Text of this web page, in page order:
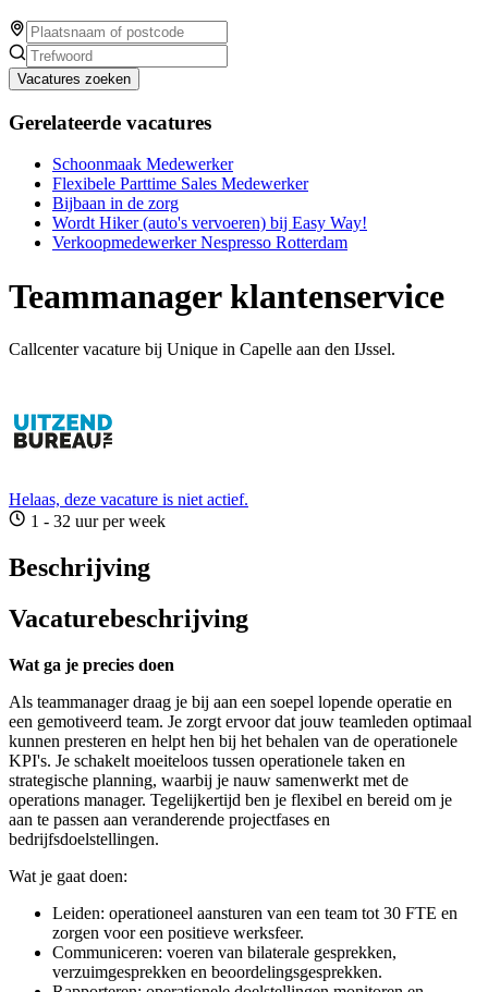
Vacatures zoeken
Gerelateerde vacatures
Schoonmaak Medewerker
Flexibele Parttime Sales Medewerker
Bijbaan in de zorg
Wordt Hiker (auto's vervoeren) bij Easy Way!
Verkoopmedewerker Nespresso Rotterdam
Teammanager klantenservice
Callcenter vacature bij Unique in Capelle aan den IJssel.
Helaas, deze vacature is niet actief.
1 - 32 uur per week
Beschrijving
Vacaturebeschrijving
Wat ga je precies doen
Als teammanager draag je bij aan een soepel lopende operatie en
een gemotiveerd team. Je zorgt ervoor dat jouw teamleden optimaal
kunnen presteren en helpt hen bij het behalen van de operationele
KPI's. Je schakelt moeiteloos tussen operationele taken en
strategische planning, waarbij je nauw samenwerkt met de
operations manager. Tegelijkertijd ben je flexibel en bereid om je
aan te passen aan veranderende projectfases en
bedrijfsdoelstellingen.
Wat je gaat doen:
Leiden: operationeel aansturen van een team tot 30 FTE en
zorgen voor een positieve werksfeer.
Communiceren: voeren van bilaterale gesprekken,
verzuimgesprekken en beoordelingsgesprekken.